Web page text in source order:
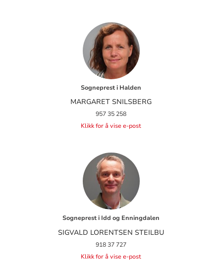
Sogneprest i Halden
MARGARET SNILSBERG
957 35 258
Klikk for å vise e-post
Sogneprest i Idd og Enningdalen
SIGVALD LORENTSEN STEILBU
918 37 727
Klikk for å vise e-post